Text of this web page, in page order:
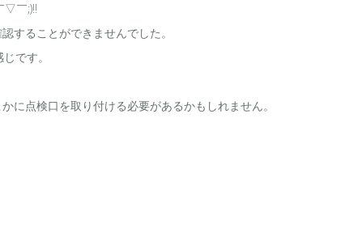
▽￣;)!!
することができませんでした。
です。
点検口を取り付ける必要があるかもしれません。